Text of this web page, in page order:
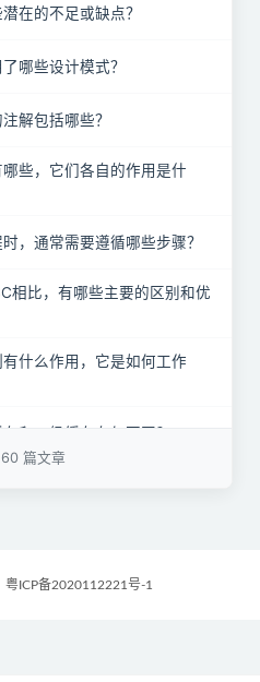
在的不足或缺点？
哪些设计模式？
解包括哪些？
些，它们各自的作用是什
，通常需要遵循哪些步骤？
相比，有哪些主要的区别和优
什么作用，它是如何工作
和二级缓存有何不同？
篇文章
粤ICP备2020112221号-1